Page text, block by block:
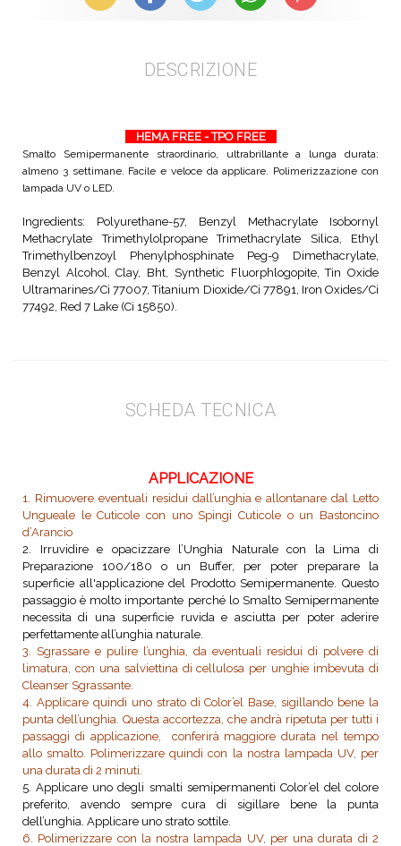
DESCRIZIONE
HEMA FREE - TPO FREE
Smalto Semipermanente straordinario, ultrabrillante a lunga durata:
almeno 3 settimane. Facile e veloce da applicare. Polimerizzazione con
lampada UV o LED.
Ingredients: Polyurethane-57, Benzyl Methacrylate Isobornyl
Methacrylate Trimethylolpropane Trimethacrylate Silica, Ethyl
Trimethylbenzoyl Phenylphosphinate Peg-9 Dimethacrylate,
Benzyl Alcohol, Clay, Bht, Synthetic Fluorphlogopite, Tin Oxide
Ultramarines/Ci 77007, Titanium Dioxide/Ci 77891, Iron Oxides/Ci
77492, Red 7 Lake (Ci 15850).
SCHEDA TECNICA
APPLICAZIONE
1. Rimuovere eventuali residui dall’unghia e allontanare dal Letto
Ungueale le Cuticole con uno Spingi Cuticole o un Bastoncino
d’Arancio
2. Irruvidire e opacizzare l’Unghia Naturale con la Lima di
Preparazione 100/180 o un Buffer, per poter preparare la
superficie all'applicazione del Prodotto Semipermanente. Questo
passaggio è molto importante perché lo Smalto Semipermanente
necessita di una superficie ruvida e asciutta per poter aderire
perfettamente all’unghia naturale.
3. Sgrassare e pulire l’unghia, da eventuali residui di polvere di
limatura, con una salviettina di cellulosa per unghie imbevuta di
Cleanser Sgrassante.
4. Applicare quindi uno strato di Color’el Base, sigillando bene la
punta dell’unghia. Questa accortezza, che andrà ripetuta per tutti i
passaggi di applicazione, conferirà maggiore durata nel tempo
allo smalto. Polimerizzare quindi con la nostra lampada UV, per
una durata di 2 minuti.
5. Applicare uno degli smalti semipermanenti Color’el del colore
preferito, avendo sempre cura di sigillare bene la punta
dell’unghia. Applicare uno strato sottile.
6. Polimerizzare con la nostra lampada UV, per una durata di 2